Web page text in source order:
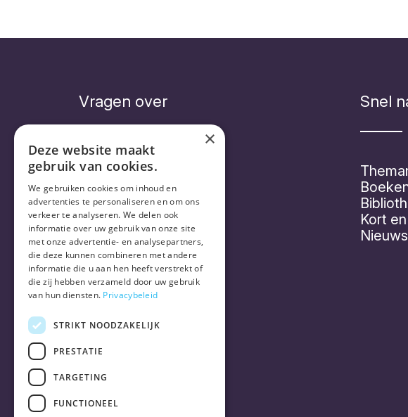
Vragen over
Veelgestelde vragen
Abonnement
Levering
Snel
Kort
×
Deze website maakt
gebruik van cookies.
We gebruiken cookies om inhoud en
advertenties te personaliseren en om ons
verkeer te analyseren. We delen ook
informatie over uw gebruik van onze site
met onze advertentie- en analysepartners,
die deze kunnen combineren met andere
informatie die u aan hen heeft verstrekt of
die zij hebben verzameld door uw gebruik
van hun diensten. Privacybeleid
STRIKT NOODZAKELIJK
PRESTATIE
TARGETING
FUNCTIONEEL